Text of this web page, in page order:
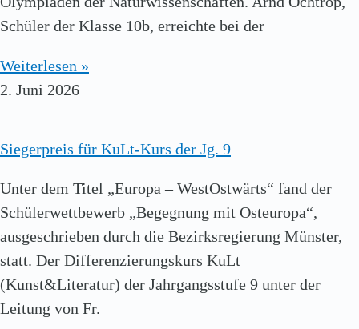
Schüler der Klasse 10b, erreichte bei der
Weiterlesen »
2. Juni 2026
Siegerpreis für KuLt-Kurs der Jg. 9
Unter dem Titel „Europa – WestOstwärts“ fand der
Schülerwettbewerb „Begegnung mit Osteuropa“,
ausgeschrieben durch die Bezirksregierung Münster,
statt. Der Differenzierungskurs KuLt
(Kunst&Literatur) der Jahrgangsstufe 9 unter der
Leitung von Fr.